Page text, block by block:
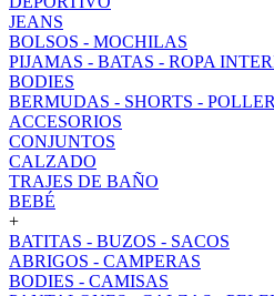
JEANS
BOLSOS - MOCHILAS
PIJAMAS - BATAS - ROPA
BODIES
BERMUDAS - SHORTS -
ACCESORIOS
CONJUNTOS
CALZADO
TRAJES DE BAÑO
BEBÉ
+
BATITAS - BUZOS - SACOS
ABRIGOS - CAMPERAS
BODIES - CAMISAS